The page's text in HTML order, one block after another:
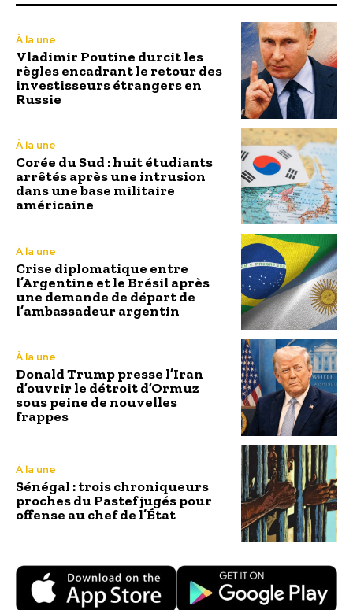
À la une
Vladimir Poutine durcit les
règles encadrant le retour des
investisseurs étrangers en
Russie
À la une
Corée du Sud : huit étudiants
arrêtés après une intrusion
dans une base militaire
américaine
À la une
Crise diplomatique entre
l’Argentine et le Brésil après
une demande de départ de
l’ambassadeur argentin
À la une
Donald Trump presse l’Iran
d’ouvrir le détroit d’Ormuz
sous peine de nouvelles
frappes
À la une
Sénégal : trois chroniqueurs
proches du Pastef jugés pour
offense au chef de l’État